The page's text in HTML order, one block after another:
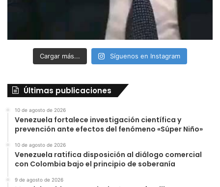
Cargar más... Síguenos en Instagram
Últimas publicaciones
10 de agosto de 2026
Venezuela fortalece investigación científica y
prevención ante efectos del fenómeno «Súper Niño»
10 de agosto de 2026
Venezuela ratifica disposición al diálogo comercial
con Colombia bajo el principio de soberanía
9 de agosto de 2026